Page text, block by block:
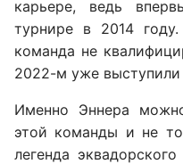
карьере, ведь
турнире в 2014
команда не
2022-м уже выступили
Именно Эннера
этой команды и не
легенда